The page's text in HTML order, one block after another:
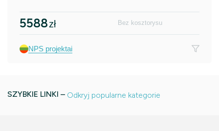
5588zł Bez kosztorysu
NPS projektai
SZYBKIE LINKI – Odkryj popularne kategorie